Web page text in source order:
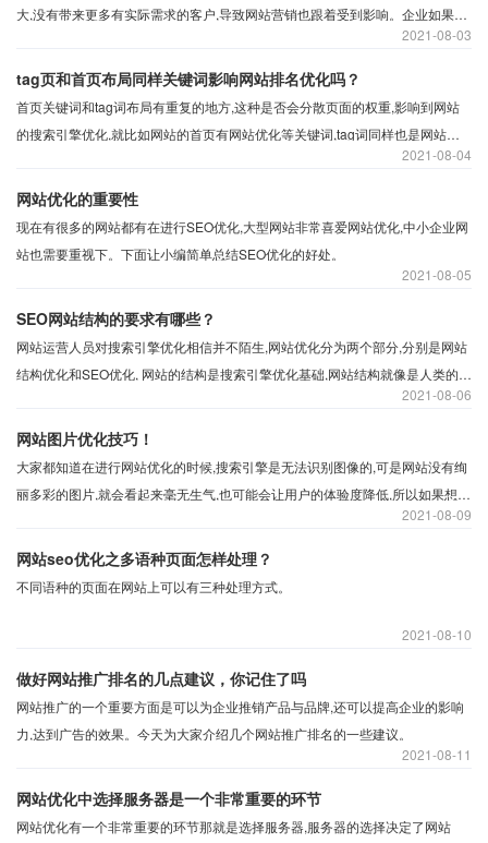
08-03
2021
大,没有带来更多有实际需求的客户,导致网站营销也跟着受到影响。企业如果想
要获得更多的市场,就需要明白其他的网络营销方法。为什么排名不错却没有流
量?下面沃之涛科技就带大家来讲解一下。
08-04
2021
tag页和首页布局同样关键词影响网站排名优化吗？
首页关键词和tag词布局有重复的地方,这种是否会分散页面的权重,影响到网站
的搜索引擎优化,就比如网站的首页有网站优化等关键词,tag词同样也是网站优
08-05
2021
网站优化的重要性
现在有很多的网站都有在进行SEO优化,大型网站非常喜爱网站优化,中小企业网
站也需要重视下。下面让小编简单总结SEO优化的好处。
08-06
2021
SEO网站结构的要求有哪些？
网站运营人员对搜索引擎优化相信并不陌生,网站优化分为两个部分,分别是网站
结构优化和SEO优化, 网站的结构是搜索引擎优化基础,网站结构就像是人类的骨
架一样,必须首先拥有骨架,网站才可以撑起内容。所以搜索引擎优化网站结构的
要求是什么?
08-09
2021
网站图片优化技巧！
大家都知道在进行网站优化的时候,搜索引擎是无法识别图像的,可是网站没有绚
丽多彩的图片,就会看起来毫无生气,也可能会让用户的体验度降低,所以如果想要
网站变得更加优秀,那么就应该文字和图像共存。那么图片优化要怎么做呢？
08-10
2021
网站seo优化之多语种页面怎样处理？
不同语种的页面在网站上可以有三种处理方式。
08-11
2021
做好网站推广排名的几点建议，你记住了吗
网站推广的一个重要方面是可以为企业推销产品与品牌,还可以提高企业的影响
力,达到广告的效果。今天为大家介绍几个网站推广排名的一些建议。
网站优化中选择服务器是一个非常重要的环节
网站优化有一个非常重要的环节那就是选择服务器,服务器的选择决定了网站